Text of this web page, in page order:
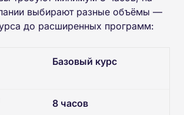
выбирают разные объёмы —
до расширенных программ:
Базовый курс
8 часов